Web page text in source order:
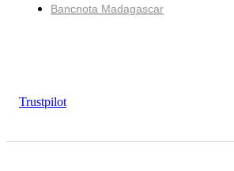
Bancnota Madagascar
Trustpilot